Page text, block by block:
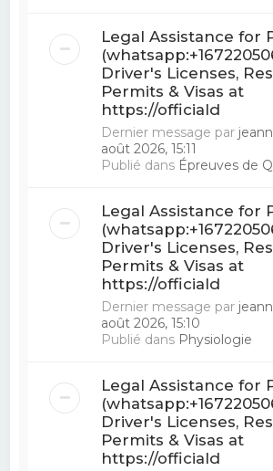
Legal Assistance for
Driver's Licenses,
Permits & Visas at
https://officiald
Dernier message par
août 2026, 15:11
Publié dans Épreuves de
Legal Assistance for
Driver's Licenses,
Permits & Visas at
https://officiald
Dernier message par
août 2026, 15:10
Publié dans Physiologie
Legal Assistance for
Driver's Licenses,
Permits & Visas at
https://officiald